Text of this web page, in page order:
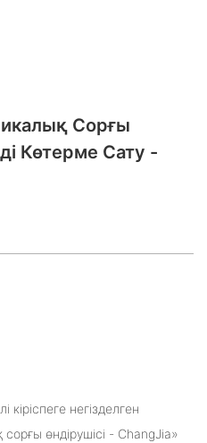
Сорғы
Көтерме Сату -
негізделген
өндірушісі - ChangJia»